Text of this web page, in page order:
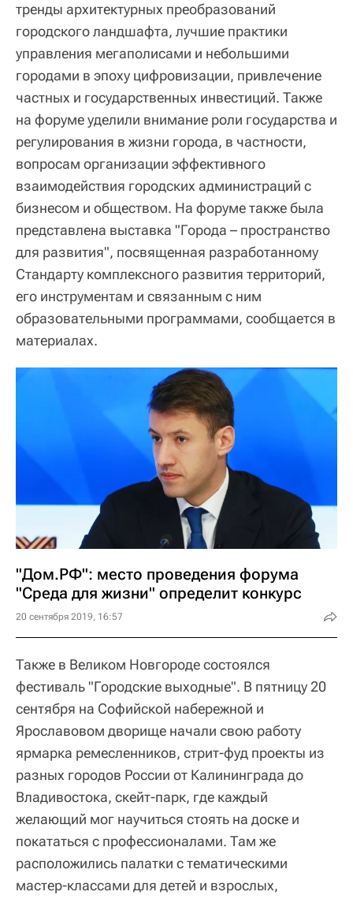
тренды архитектурных преобразований
городского ландшафта, лучшие практики
управления мегаполисами и небольшими
городами в эпоху цифровизации, привлечение
частных и государственных инвестиций. Также
на форуме уделили внимание роли государства и
регулирования в жизни города, в частности,
вопросам организации эффективного
взаимодействия городских администраций с
бизнесом и обществом. На форуме также была
представлена выставка "Города – пространство
для развития", посвященная разработанному
Стандарту комплексного развития территорий,
его инструментам и связанным с ним
образовательными программами, сообщается в
материалах.
"Дом.РФ": место проведения форума
"Среда для жизни" определит конкурс
20 сентября 2019, 16:57
Также в Великом Новгороде состоялся
фестиваль "Городские выходные". В пятницу 20
сентября на Софийской набережной и
Ярославовом дворище начали свою работу
ярмарка ремесленников, стрит-фуд проекты из
разных городов России от Калининграда до
Владивостока, скейт-парк, где каждый
желающий мог научиться стоять на доске и
покататься с профессионалами. Там же
расположились палатки с тематическими
мастер-классами для детей и взрослых,